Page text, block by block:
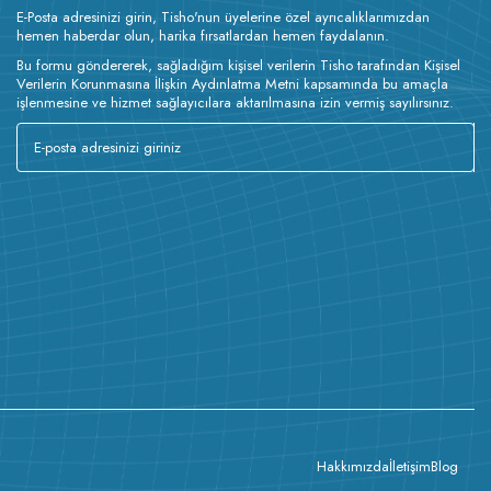
E-Posta adresinizi girin, Tisho'nun üyelerine özel ayrıcalıklarımızdan
hemen haberdar olun, harika fırsatlardan hemen faydalanın.
Bu formu göndererek, sağladığım kişisel verilerin Tisho tarafından Kişisel
Verilerin Korunmasına İlişkin Aydınlatma Metni kapsamında bu amaçla
işlenmesine ve hizmet sağlayıcılara aktarılmasına izin vermiş sayılırsınız.
HakkımızdaİletişimBlog